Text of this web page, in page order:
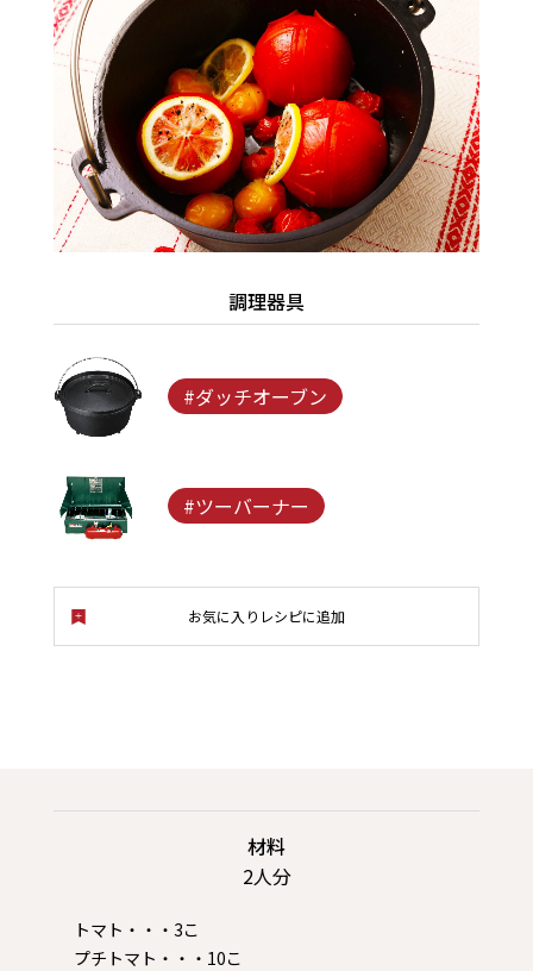
調理器具
#ダッチオーブン
#ツーバーナー
お気に入りレシピに追加
材料
2人分
トマト・・・3こ
プチトマト・・・10こ